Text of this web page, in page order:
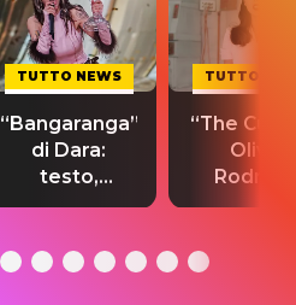
TUTTO NEWS
“Bangaranga”
di Dara:
testo,
traduzione e
del singolo
TUTTO
“The
Olivia
testo,